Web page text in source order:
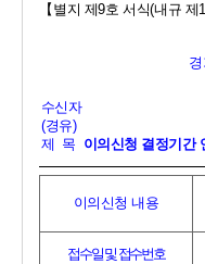
【 별지 제9호 서식(내규 제
수신자
(경유)
제  목 이의신청 결정기간
이의신청 내용
접수일 및 접수번호